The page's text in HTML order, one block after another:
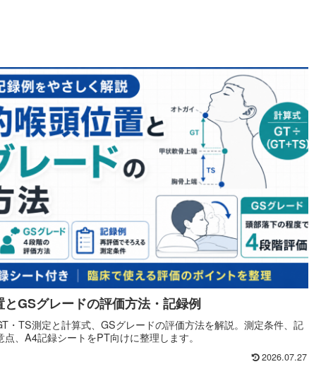
GSグレードの評価方法・記録例
・TS測定と計算式、GSグレードの評価方法を解説。測定条件、記
、A4記録シートをPT向けに整理します。
2026.07.27